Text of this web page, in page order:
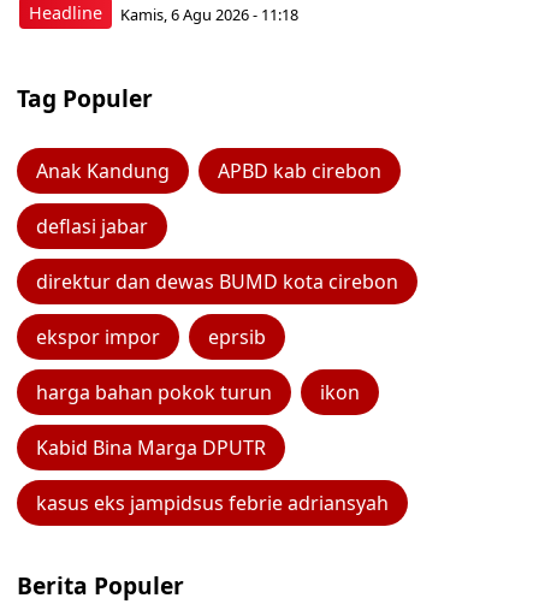
Headline Kamis, 6 Agu 2026 - 11:18
Tag Populer
Anak Kandung APBD kab cirebon
deflasi jabar
direktur dan dewas BUMD kota cirebon
ekspor impor eprsib
harga bahan pokok turun ikon
Kabid Bina Marga DPUTR
kasus eks jampidsus febrie adriansyah
Berita Populer